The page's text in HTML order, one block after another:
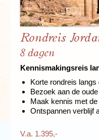
Rondreis
8 dagen
Kennismakingsreis
Korte rondreis
Bezoek aan de
Maak kennis met
Ontspannen verblijf
V.a. 1.395,-